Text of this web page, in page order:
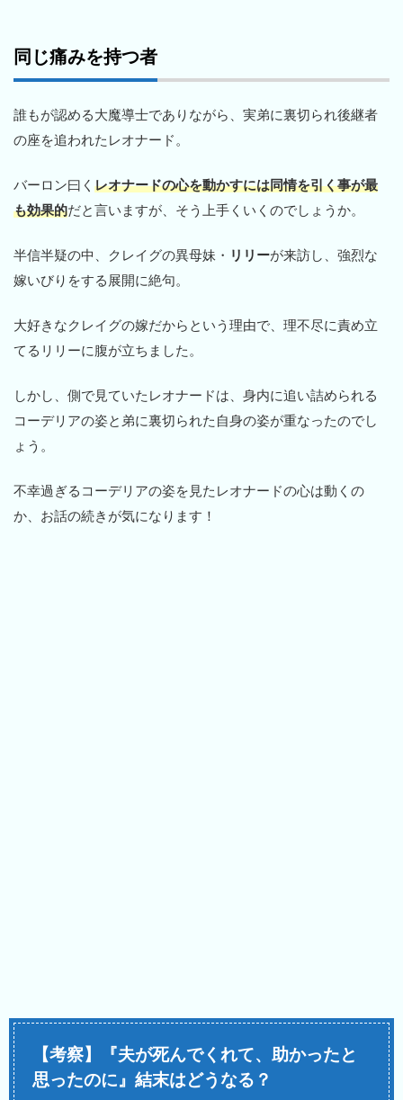
同じ痛みを持つ者
誰もが認める大魔導士でありながら、実弟に裏切られ後継者
の座を追われたレオナード。
バーロン曰く レオナードの心を動かすには同情を引く事が最
も効果的だと言いますが、そう上手くいくのでしょうか。
半信半疑の中、クレイグの異母妹・ リリーが来訪し、強烈な
嫁いびりをする展開に絶句。
大好きなクレイグの嫁だからという理由で、理不尽に責め立
てるリリーに腹が立ちました。
しかし、側で見ていたレオナードは、身内に追い詰められる
コーデリアの姿と弟に裏切られた自身の姿が重なったのでし
ょう。
不幸過ぎるコーデリアの姿を見たレオナードの心は動くの
か、お話の続きが気になります！
【考察】『夫が死んでくれて、助かったと
思ったのに』結末はどうなる？